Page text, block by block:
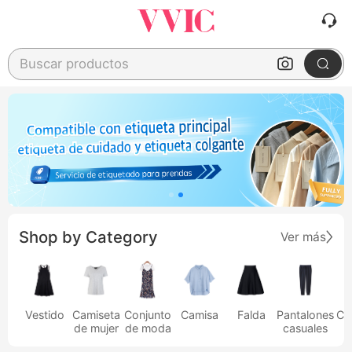
Buscar productos
Shop by Category Ver más
Vestido
Camiseta
de mujer
Conjunto
de moda
Camisa Falda
Pantalones
casuales